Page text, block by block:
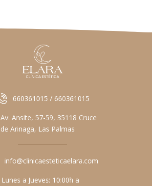
660361015 / 660361015
Av. Ansite, 57-59, 35118 Cruce
de Arinaga, Las Palmas
info@clinicaesteticaelara.com
Lunes a Jueves: 10:00h a